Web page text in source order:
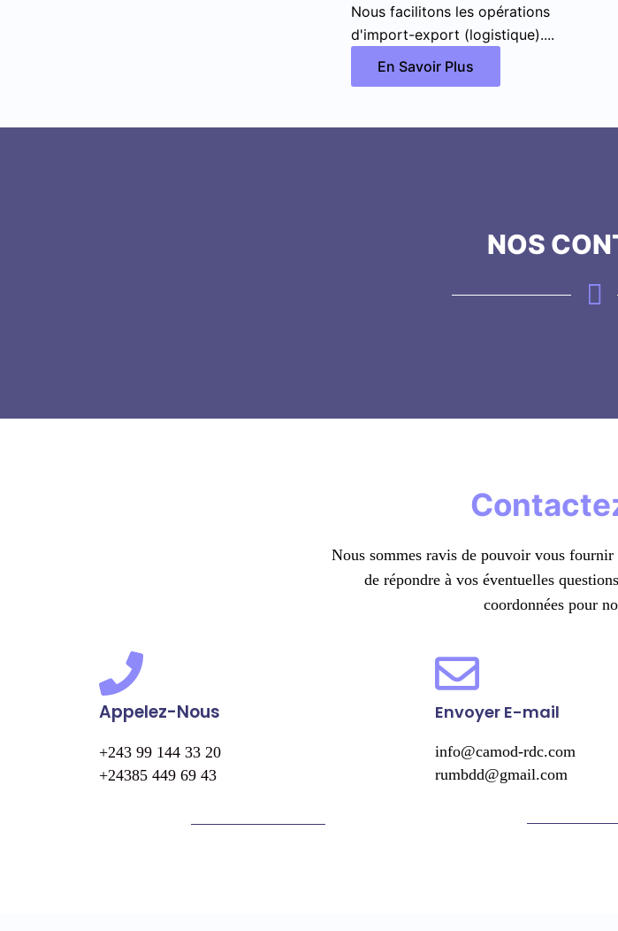
Nous facilitons les opérations
d'import-export (logistique)....
En Savoir Plus
NOS
Nous sommes ravis de pouvoir vous
de répondre à vos éventuelles
coordonnées pour
Appelez-Nous
+243 99 144 33 20
+24385 449 69 43
Envoyer E-mail
info@camod-rdc.com
rumbdd@gmail.com